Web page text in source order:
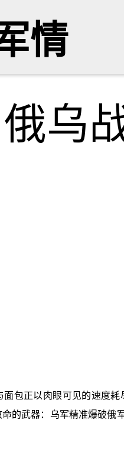
情
乌
包正以肉眼可见的速度
武器：乌军精准爆破俄